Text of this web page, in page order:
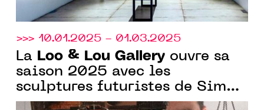
>>> 10.01.2025 - 01.03.2025
La Loo & Lou Gallery ouvre sa
saison 2025 avec les
sculptures futuristes de Simon
Laveuve.